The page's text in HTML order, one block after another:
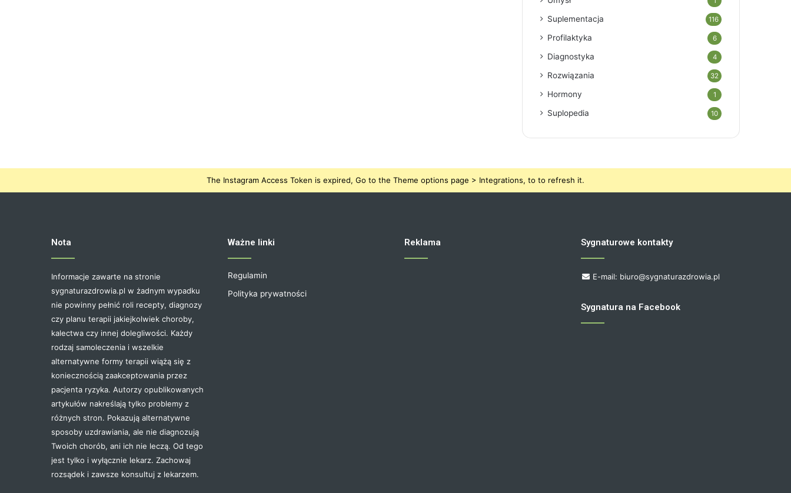
Suplementacja 116
Profilaktyka 6
Diagnostyka 4
Rozwiązania 32
Hormony 1
Suplopedia 10
The Instagram Access Token is expired, Go to the Theme options page > Integrations, to to refresh it.
Nota
Informacje zawarte na stronie
sygnaturazdrowia.pl w żadnym wypadku
nie powinny pełnić roli recepty, diagnozy
czy planu terapii jakiejkolwiek choroby,
kalectwa czy innej dolegliwości. Każdy
rodzaj samoleczenia i wszelkie
alternatywne formy terapii wiążą się z
koniecznością zaakceptowania przez
pacjenta ryzyka. Autorzy opublikowanych
artykułów nakreślają tylko problemy z
różnych stron. Pokazują alternatywne
sposoby uzdrawiania, ale nie diagnozują
Twoich chorób, ani ich nie leczą. Od tego
jest tylko i wyłącznie lekarz. Zachowaj
rozsądek i zawsze konsultuj z lekarzem.
Ważne linki
Regulamin
Polityka prywatności
Reklama Sygnaturowe kontakty
E-mail: biuro@sygnaturazdrowia.pl
Sygnatura na Facebook